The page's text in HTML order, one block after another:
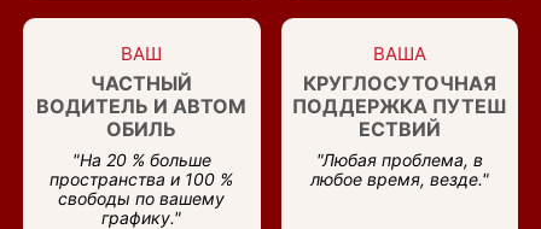
ВАШ
ЧАСТНЫЙ
ВОДИТЕЛЬ И АВТОМ
ОБИЛЬ
"На 20 % больше
пространства и 100 %
свободы по вашему
графику."
ВАША
КРУГЛОСУТОЧНАЯ
ПОДДЕРЖКА ПУТЕШ
ЕСТВИЙ
"Любая проблема, в
любое время, везде."